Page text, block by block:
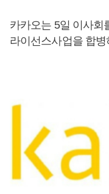
카카오는 5일 이사회
라이선스사업을 합